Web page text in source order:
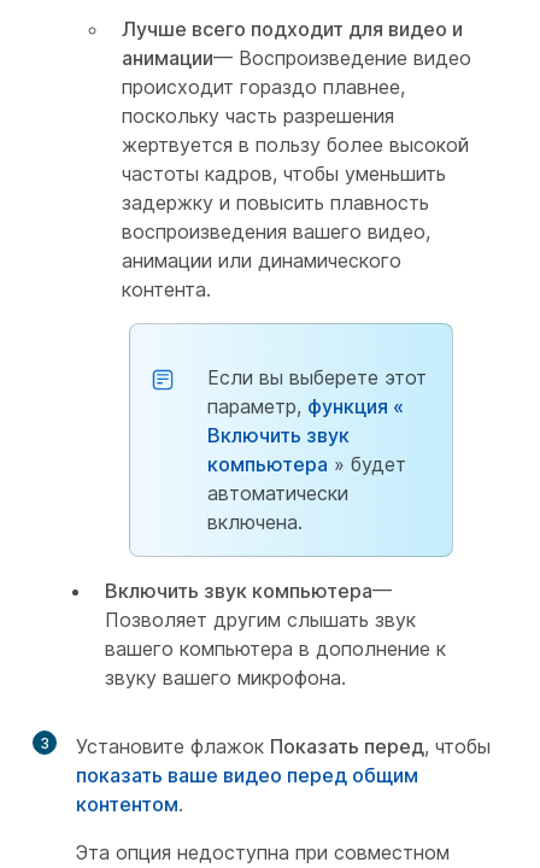
Лучше всего подходит для видео и
анимации— Воспроизведение видео
происходит гораздо плавнее,
поскольку часть разрешения
жертвуется в пользу более высокой
частоты кадров, чтобы уменьшить
задержку и повысить плавность
воспроизведения вашего видео,
анимации или динамического
контента.
Если вы выберете этот
параметр, функция «
Включить звук
компьютера » будет
автоматически
включена.
Включить звук компьютера—
Позволяет другим слышать звук
вашего компьютера в дополнение к
звуку вашего микрофона.
3 Установите флажок Показать перед, чтобы
показать ваше видео перед общим
контентом.
Эта опция недоступна при совместном